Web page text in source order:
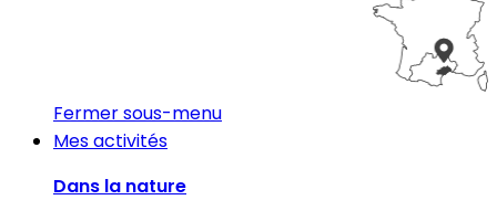
Fermer sous-menu
Mes activités
Dans la nature